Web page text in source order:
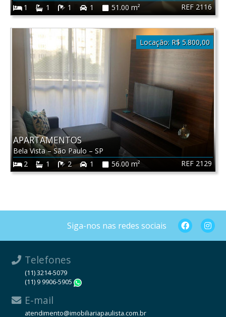
REF 2116
1
1 1 1 51.00 m²
REF 2129
APARTAMENTOS
Bela Vista–São Paulo – SP
2
1 2 1 56.00 m²
Locação: R$ 5.800,00
Siga-nos nas redes sociais
Telefones
(11) 3214-5079
(11) 9 9906-5905
E-mail
atendimento@imobiliariapaulista.com.br